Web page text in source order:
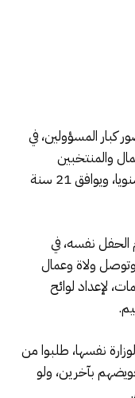
المسؤولين، في
والمنتخبين
“الكبار” والأعيان، حفل الولاء الذي يقام سنويا، ويوافق 21 سنة
الحفل نفسه، في
ولاة وعمال
لإعداد لوائح
نفسها، طلبوا من
بآخرين، ولو